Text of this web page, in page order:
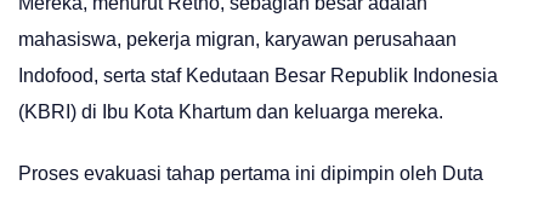
mahasiswa, pekerja migran, karyawan perusahaan
Indofood, serta staf Kedutaan Besar Republik Indonesia
(KBRI) di Ibu Kota Khartum dan keluarga mereka.
Proses evakuasi tahap pertama ini dipimpin oleh Duta